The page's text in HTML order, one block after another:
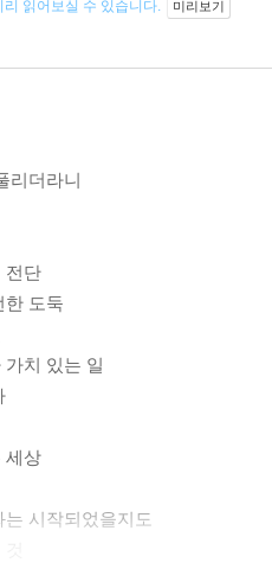
리 읽어보실 수 있습니다. 미리보기
리더라니
전단
한 도둑
치 있는 일
세상
시작되었을지도